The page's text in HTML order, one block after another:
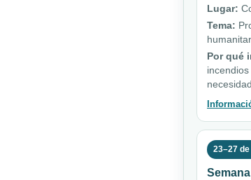
Lugar:
Tema:
Por qué
23–27